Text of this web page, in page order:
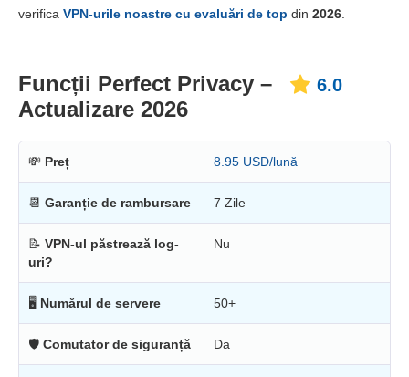
Fiabilitate & Suport 2.0
verifica VPN-urile noastre cu evaluări de top din 2026.
Funcții Perfect Privacy –
Actualizare 2026
6.0
💸 Preț 8.95 USD/lună
📆 Garanție de rambursare 7 Zile
📝 VPN-ul păstrează log-
uri?
Nu
🖥 Numărul de servere 50+
🛡 Comutator de siguranță Da